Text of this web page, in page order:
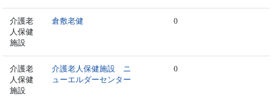
介護老
人保健
施設
倉敷老健 0
介護老
人保健
施設
介護老人保健施設 ニ
ューエルダーセンター
0